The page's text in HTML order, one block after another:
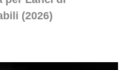
(2026)